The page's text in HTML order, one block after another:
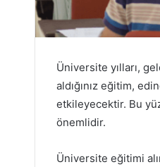
Üniversite yılları,
aldığınız eğitim,
etkileyecektir. Bu
önemlidir.
Üniversite eğitimi